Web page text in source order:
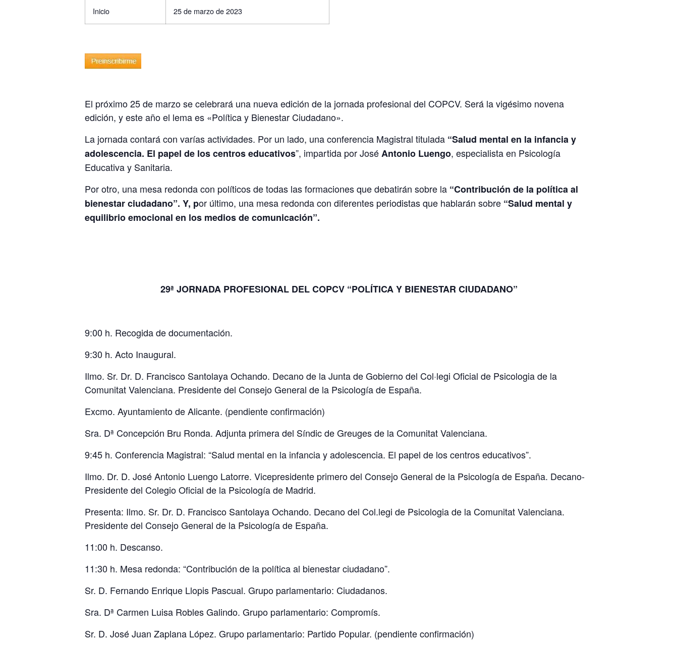
Inicio 25 de marzo de 2023
El próximo 25 de marzo se celebrará una nueva edición de la jornada profesional del COPCV. Será la vigésimo novena
edición, y este año el lema es «Política y Bienestar Ciudadano».
La jornada contará con varías actividades. Por un lado, una conferencia Magistral titulada “Salud mental en la infancia y
adolescencia. El papel de los centros educativos”, impartida por JoséAntonio Luengo, especialista en Psicología
Educativa y Sanitaria.
Por otro, una mesa redonda con políticos de todas las formaciones que debatirán sobre la “Contribución de la política al
bienestar ciudadano”. Y, por último, una mesa redonda con diferentes periodistas que hablarán sobre “Salud mental y
equilibrio emocional en los medios de comunicación”.
29ª JORNADA PROFESIONAL DEL COPCV “POLÍTICA Y BIENESTAR CIUDADANO”
9:00 h. Recogida de documentación.
9:30 h. Acto Inaugural.
Ilmo. Sr. Dr. D. Francisco Santolaya Ochando. Decano de la Junta de Gobierno del Col·legi Oficial de Psicologia de la
Comunitat Valenciana. Presidente del Consejo General de la Psicología de España.
Excmo. Ayuntamiento de Alicante. (pendiente confirmación)
Sra. Dª Concepción Bru Ronda. Adjunta primera del Síndic de Greuges de la Comunitat Valenciana.
9:45 h. Conferencia Magistral: “Salud mental en la infancia y adolescencia. El papel de los centros educativos”.
Ilmo. Dr. D. José Antonio Luengo Latorre. Vicepresidente primero del Consejo General de la Psicología de España. Decano-
Presidente del Colegio Oficial de la Psicología de Madrid.
Presenta: Ilmo. Sr. Dr. D. Francisco Santolaya Ochando. Decano del Col.legi de Psicologia de la Comunitat Valenciana.
Presidente del Consejo General de la Psicología de España.
11:00 h. Descanso.
11:30 h. Mesa redonda: “Contribución de la política al bienestar ciudadano”.
Sr. D. Fernando Enrique Llopis Pascual. Grupo parlamentario: Ciudadanos.
Sra. Dª Carmen Luisa Robles Galindo. Grupo parlamentario: Compromís.
Sr. D. José Juan Zaplana López. Grupo parlamentario: Partido Popular. (pendiente confirmación)